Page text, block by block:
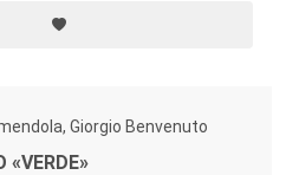
Giorgio Benvenuto
«VERDE»